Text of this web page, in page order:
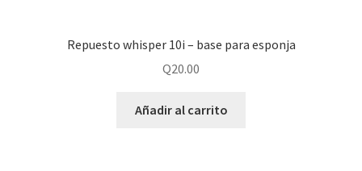
Repuesto whisper 10i – base para esponja
Q20.00
Añadir al carrito